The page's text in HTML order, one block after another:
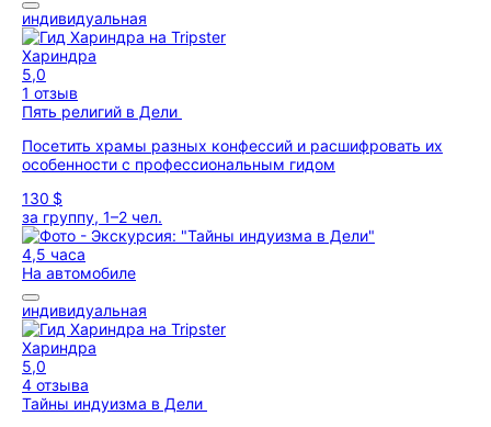
индивидуальная
Хариндра
5,0
1 отзыв
Пять религий в Дели
Посетить храмы разных конфессий и расшифровать их
особенности с профессиональным гидом
130 $
за группу, 1–2 чел.
4,5 часа
На автомобиле
индивидуальная
Хариндра
5,0
4 отзыва
Тайны индуизма в Дели